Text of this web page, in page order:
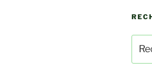
pour
: